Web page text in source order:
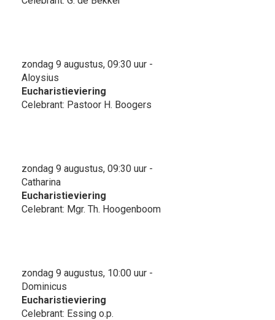
zondag 9 augustus, 09:30 uur -
Aloysius
Eucharistieviering
Celebrant: Pastoor H. Boogers
zondag 9 augustus, 09:30 uur -
Catharina
Eucharistieviering
Celebrant: Mgr. Th. Hoogenboom
zondag 9 augustus, 10:00 uur -
Dominicus
Eucharistieviering
Celebrant: Essing o.p.